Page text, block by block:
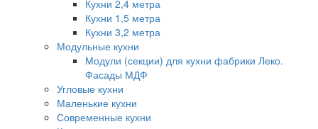
Кухни 2,4 метра
Кухни 1,5 метра
Кухни 3,2 метра
Модульные кухни
Модули (секции) для кухни фабрики Леко.
Фасады МДФ
Угловые кухни
Маленькие кухни
Современные кухни